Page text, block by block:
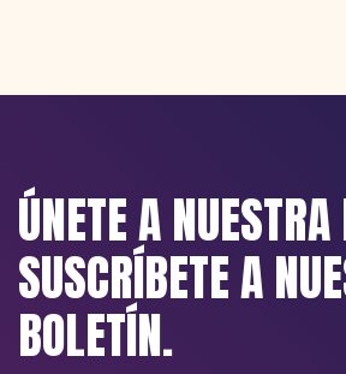
ÚNETE A
SUSCRÍBETE A
BOLETÍN.